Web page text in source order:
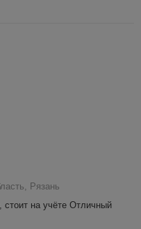
Рязань
на учёте Отличный